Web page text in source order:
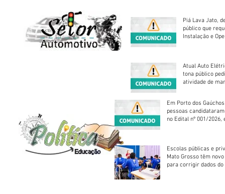
Piá Lava Jato,
público que
Instalação e
Atual Auto
tona público
atividade de
Em Porto dos
pessoas
no Edital nº 001/2026,
Escolas públicas e
Mato Grosso têm
para corrigir dados do